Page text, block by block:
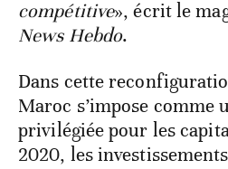
compétitive», écrit le
News Hebdo.
Dans cette
Maroc s’impose comme
privilégiée pour les
2020, les